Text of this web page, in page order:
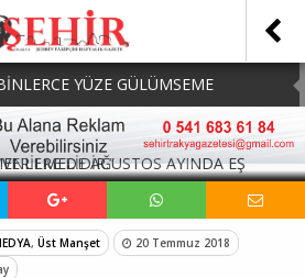
YÜZE GÜLÜMSEME
TOPAK: ‘SOSYAL
HİÇBİR HEMŞERİMİZİ YALNIZ
Yeni Dönem Başladı:
Üreticiyi Yalnız Bırakmadı
GÖNÜLLERDE DAYANIŞMAYI
MEDYADA PAYLAŞ
, Üst Manşet
20 Temmuz 2018